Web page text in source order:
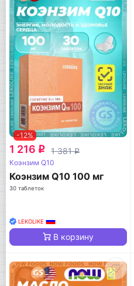
-12%
1 216 q 1 381q
Коэнзим Q10
Коэнзим Q10 100 мг
30 таблеток
LEKOLIKE
В корзину